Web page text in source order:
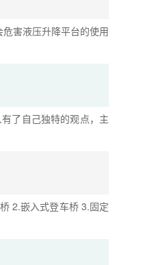
害液压升降平台的使用
了自己独特的观点，主
2.嵌入式登车桥 3.固定